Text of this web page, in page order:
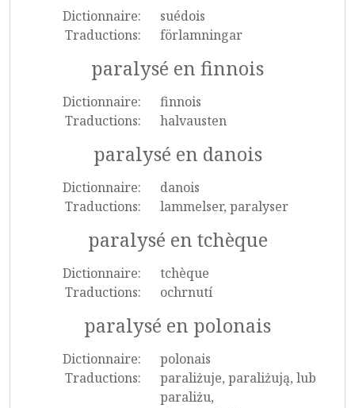
Dictionnaire:
suédois
Traductions:
förlamningar
paralysé en finnois
Dictionnaire:
finnois
Traductions:
halvausten
paralysé en danois
Dictionnaire:
danois
Traductions:
lammelser, paralyser
paralysé en tchèque
Dictionnaire:
tchèque
Traductions:
ochrnutí
paralysé en polonais
Dictionnaire:
polonais
Traductions:
paraliżuje, paraliżują, lub
paraliżu,